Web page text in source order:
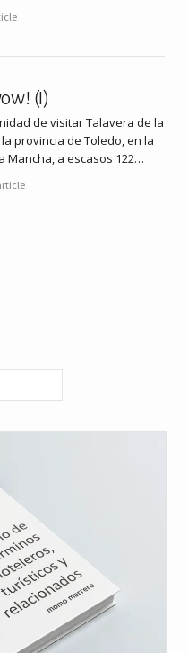
(I)
de visitar Talavera de la
provincia de Toledo, en la
Mancha, a escasos 122…